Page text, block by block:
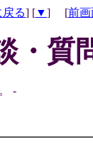
る] [▼] [前画
・質
-